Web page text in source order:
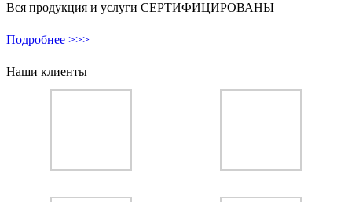
Вся продукция и услуги СЕРТИФИЦИРОВАНЫ
Подробнее >>>
Наши клиенты